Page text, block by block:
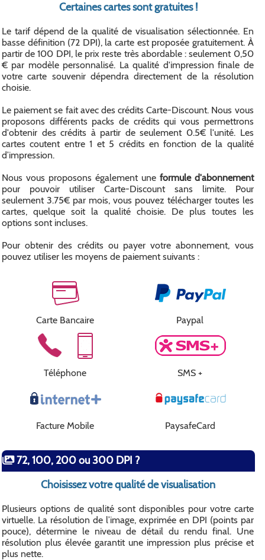
Certaines cartes sont gratuites !
Le tarif dépend de la qualité de visualisation sélectionnée. En
basse définition (72 DPI), la carte est proposée gratuitement. À
partir de 100 DPI, le prix reste très abordable : seulement 0,50
€ par modèle personnalisé. La qualité d'impression finale de
votre carte souvenir dépendra directement de la résolution
choisie.
Le paiement se fait avec des crédits Carte-Discount. Nous vous
proposons différents packs de crédits qui vous permettrons
d'obtenir des crédits à partir de seulement 0.5€ l'unité. Les
cartes coutent entre 1 et 5 crédits en fonction de la qualité
d’impression.
Nous vous proposons également uneformule d'abonnement
pour pouvoir utiliser Carte-Discount sans limite. Pour
seulement 3.75€ par mois, vous pouvez télécharger toutes les
cartes, quelque soit la qualité choisie. De plus toutes les
options sont incluses.
Pour obtenir des crédits ou payer votre abonnement, vous
pouvez utiliser les moyens de paiement suivants :
Carte Bancaire Paypal
Téléphone SMS +
Facture Mobile PaysafeCard
72, 100, 200 ou 300 DPI ?
Choisissez votre qualité de visualisation
Plusieurs options de qualité sont disponibles pour votre carte
virtuelle. La résolution de l’image, exprimée en DPI (points par
pouce), détermine le niveau de détail du rendu final. Une
résolution plus élevée garantit une impression plus précise et
plus nette.